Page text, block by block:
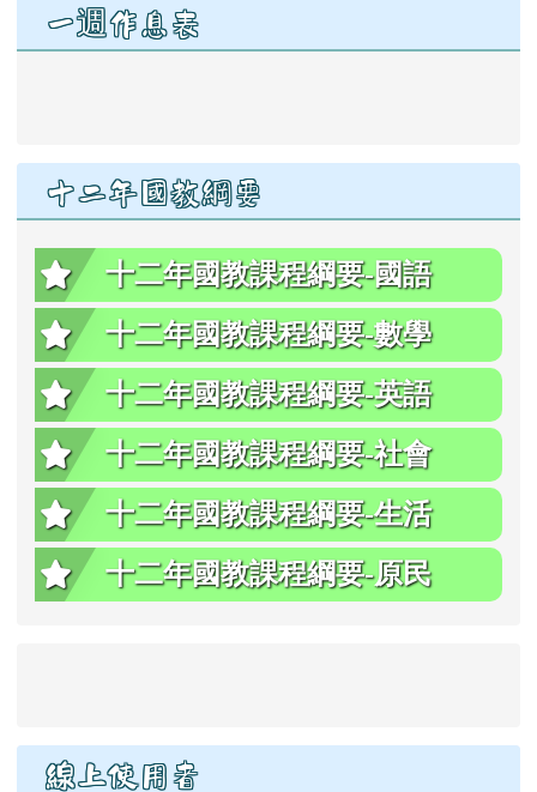
一週作息表
十二年國教綱要
十二年國教課程綱要-國語
十二年國教課程綱要-數學
十二年國教課程綱要-英語
十二年國教課程綱要-社會
十二年國教課程綱要-生活
十二年國教課程綱要-原民
線上使用者